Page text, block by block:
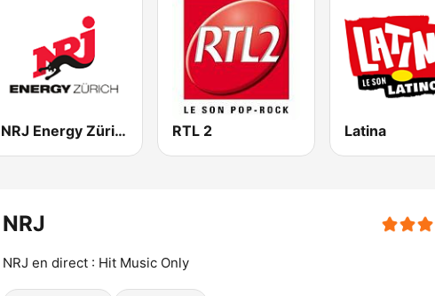
NRJ Energy Zürich RTL 2 Latina
NRJ
NRJ en direct : Hit Music Only